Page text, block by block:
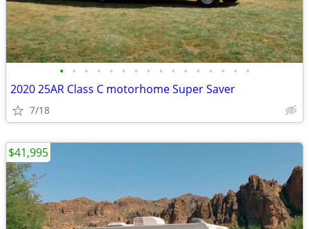
• • • • • • • • • • • • • • • •
2020 25AR Class C motorhome Super Saver
7/18
$41,995